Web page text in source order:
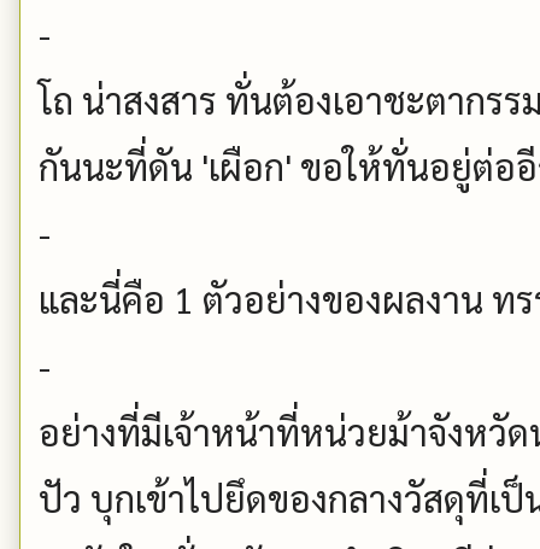
-
โถ น่าสงสาร ทั่นต้องเอาชะตากร
กันนะที่ดัน 'เผือก' ขอให้ทั่นอยู่ต่อ
-
และนี่คือ 1 ตัวอย่างของผลงาน ท
-
อย่างที่มีเจ้าหน้าที่หน่วยม้าจังหวั
ปัว บุกเข้าไปยึดของกลางวัสดุที่เ